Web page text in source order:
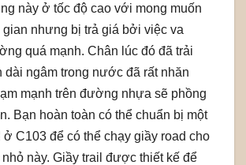
này ở tốc độ cao với mong muốn
nhưng bị trả giá bởi việc va
quá mạnh. Chân lúc đó đã trải
dài ngâm trong nước đã rất nhăn
mạnh trên đường nhựa sẽ phồng
Bạn hoàn toàn có thể chuẩn bị một
ở C103 để có thể chạy giầy road cho
này. Giầy trail được thiết kế để